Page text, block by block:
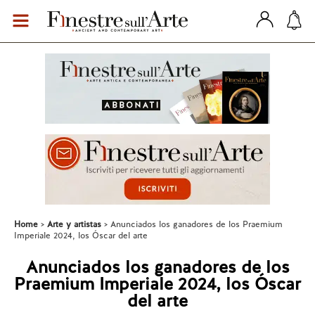
Home Arte y artistas
Anunciados los ganadores de los Praemium
Imperiale 2024, los Óscar del arte
Anunciados los ganadores de los
Praemium Imperiale 2024, los Óscar
del arte